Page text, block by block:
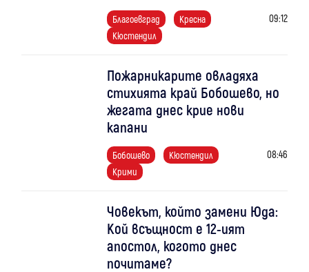
Благоевград
Кресна
Кюстендил
09:12
Пожарникарите овладяха
стихията край Бобошево, но
жегата днес крие нови
капани
Бобошево
Кюстендил
Крими
08:46
Човекът, който замени Юда:
Кой всъщност е 12-ият
апостол, когото днес
почитаме?